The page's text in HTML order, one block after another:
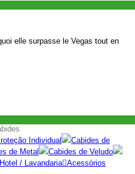
elle surpasse le Vegas tout en
Individual
Cabides de
de Metal
Cabides de Veludo
Hotel / Lavandaria Acessórios